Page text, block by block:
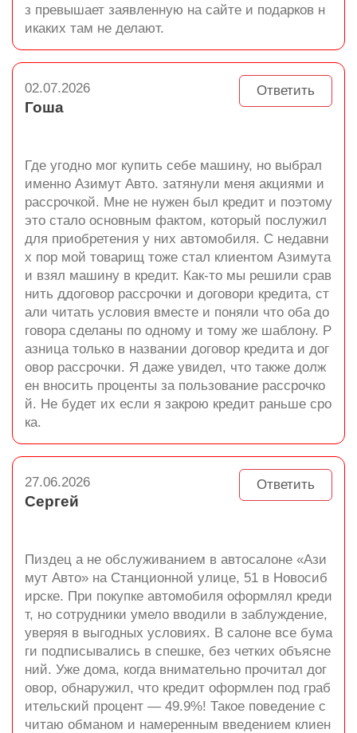
з превышает заявленную на сайте и подарков н
икаких там не делают.
Ответить
02.07.2026
Гоша
Где угодно мог купить себе машину, но выбрал
именно Азимут Авто. затянули меня акциями и
рассрочкой. Мне не нужен был кредит и поэтому
это стало основным фактом, который послужил
для приобретения у них автомобиля. С недавни
х пор мой товарищ тоже стал клиентом Азимута
и взял машину в кредит. Как-то мы решили срав
нить ддоговор рассрочки и договори кредита, ст
али читать условия вместе и поняли что оба до
говора сделаны по одному и тому же шаблону. Р
азница только в названии договор кредита и дог
овор рассрочки. Я даже увидел, что также долж
ен вносить проценты за пользование рассрочко
й. Не будет их если я закрою кредит раньше сро
ка.
Ответить
27.06.2026
Сергей
Пиздец а не обслуживанием в автосалоне «Ази
мут Авто» на Станционной улице, 51 в Новосиб
ирске. При покупке автомобиля оформлял креди
т, но сотрудники умело вводили в заблуждение,
уверяя в выгодных условиях. В салоне все бума
ги подписывались в спешке, без четких объясне
ний. Уже дома, когда внимательно прочитал дог
овор, обнаружил, что кредит оформлен под граб
ительский процент — 49.9%! Такое поведение с
читаю обманом и намеренным введением клиен